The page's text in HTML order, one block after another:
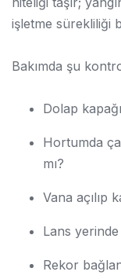
işletme sürekliliği
Bakımda şu
Dolap
Hortumda
mı?
Vana açılıp
Lans yerinde
Rekor